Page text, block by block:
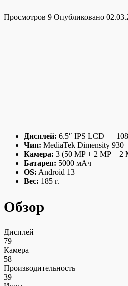
Просмотров 9 Опубликовано
Дисплей: 6.5″ IPS LCD —
Чип: MediaTek Dimensity 930
Камера: 3 (50 MP + 2 MP + 2
Батарея: 5000 мАч
OS: Android 13
Вес: 185 г.
Обзор
Дисплей
79
Камера
58
Производительность
39